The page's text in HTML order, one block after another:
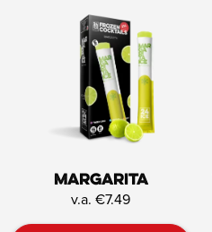
Margarita
v.a. €7.49